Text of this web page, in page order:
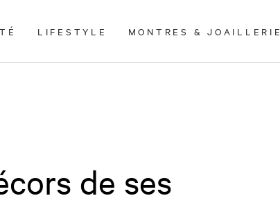
LIFESTYLE MONTRES & JOAILLERIE
de ses